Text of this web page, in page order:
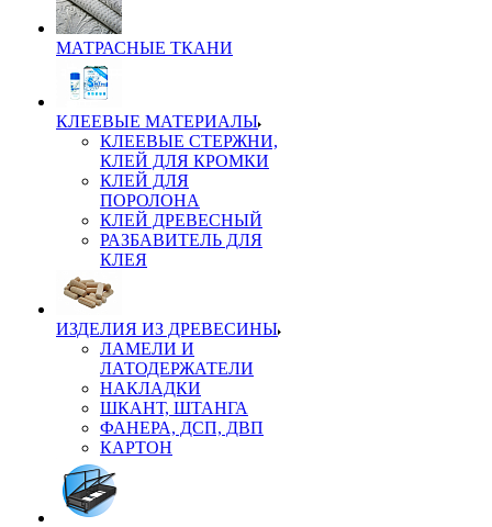
МАТРАСНЫЕ ТКАНИ
КЛЕЕВЫЕ МАТЕРИАЛЫ
КЛЕЕВЫЕ СТЕРЖНИ,
КЛЕЙ ДЛЯ КРОМКИ
КЛЕЙ ДЛЯ
ПОРОЛОНА
КЛЕЙ ДРЕВЕСНЫЙ
РАЗБАВИТЕЛЬ ДЛЯ
КЛЕЯ
ИЗДЕЛИЯ ИЗ ДРЕВЕСИНЫ
ЛАМЕЛИ И
ЛАТОДЕРЖАТЕЛИ
НАКЛАДКИ
ШКАНТ, ШТАНГА
ФАНЕРА, ДСП, ДВП
КАРТОН